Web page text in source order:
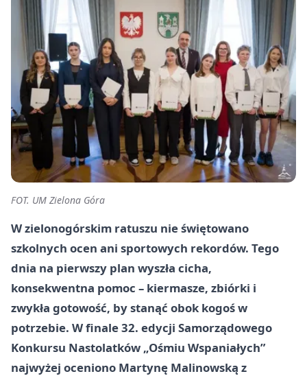
FOT. UM Zielona Góra
W zielonogórskim ratuszu nie świętowano
szkolnych ocen ani sportowych rekordów. Tego
dnia na pierwszy plan wyszła cicha,
konsekwentna pomoc – kiermasze, zbiórki i
zwykła gotowość, by stanąć obok kogoś w
potrzebie. W finale 32. edycji Samorządowego
Konkursu Nastolatków „Ośmiu Wspaniałych”
najwyżej oceniono Martynę Malinowską z